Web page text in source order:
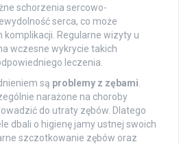
schorzenia sercowo-
serca, co może
komplikacji. Regularne wizyty u
wczesne wykrycie takich
leczenia.
są problemy z zębami
narażone na choroby
do utraty zębów. Dlatego
dbali o higienę jamy ustnej swoich
szczotkowanie zębów oraz